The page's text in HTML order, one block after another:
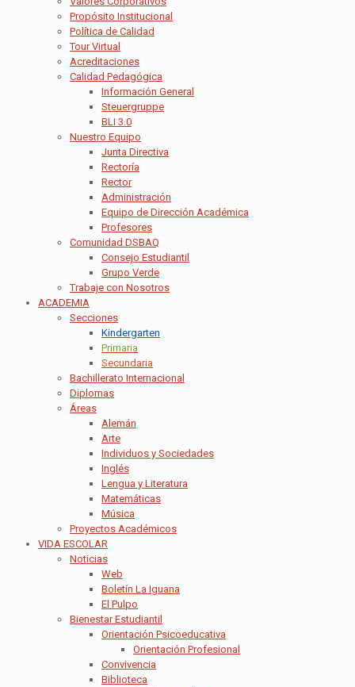
Propósito Institucional
Política de Calidad
Tour Virtual
Acreditaciones
Calidad Pedagógica
Información General
Steuergruppe
BLI 3.0
Nuestro Equipo
Junta Directiva
Rectoría
Rector
Administración
Equipo de Dirección Académica
Profesores
Comunidad DSBAQ
Consejo Estudiantil
Grupo Verde
Trabaje con Nosotros
ACADEMIA
Secciones
Kindergarten
Primaria
Secundaria
Bachillerato Internacional
Diplomas
Áreas
Alemán
Arte
Individuos y Sociedades
Inglés
Lengua y Literatura
Matemáticas
Música
Proyectos Académicos
VIDA ESCOLAR
Noticias
Web
Boletín La Iguana
El Pulpo
Bienestar Estudiantil
Orientación Psicoeducativa
Orientación Profesional
Convivencia
Biblioteca